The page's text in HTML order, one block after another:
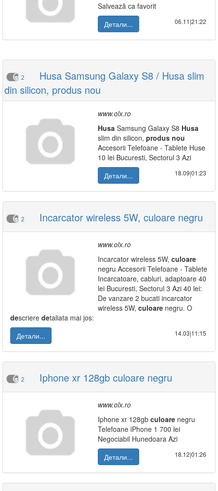
Salvează ca favorit
Детали...
06.11|21:22
2
Husa Samsung Galaxy S8 / Husa slim
din silicon, produs nou
www.olx.ro
Husa Samsung Galaxy S8 Husa
slim din silicon, produs nou
Accesorii Telefoane - Tablete Huse
10 lei Bucuresti, Sectorul 3 Azi
Детали...
18.09|01:23
2 Incarcator wireless 5W, culoare negru
www.olx.ro
Incarcator wireless 5W, culoare
negru Accesorii Telefoane - Tablete
Incarcatoare, cabluri, adaptoare 40
lei Bucuresti, Sectorul 3 Azi 40 lei:
De vanzare 2 bucati incarcator
wireless 5W, culoare negru. O
descriere detaliata mai jos:
Детали...
14.03|11:15
2 Iphone xr 128gb culoare negru
www.olx.ro
Iphone xr 128gb culoare negru
Telefoane iPhone 1 700 lei
Negociabil Hunedoara Azi
Детали...
18.12|01:26